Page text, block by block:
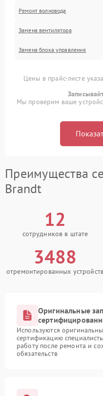
Ремонт волновода
Замена вентилятора
Замена блока управления
Цены в прайс-листе
Мы проверим ваше
Преимущества
Brandt
12
сотрудников в штате
3488
отремонтированных
Оригинальные
Используются
сертификацию
работу после ремонта и
обязательств